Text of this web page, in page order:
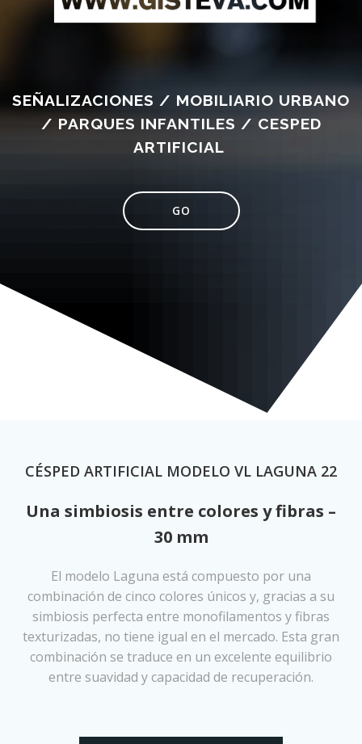
SEÑALIZACIONES / MOBILIARIO URBANO
/ PARQUES INFANTILES / CESPED
ARTIFICIAL
GO
CÉSPED ARTIFICIAL MODELO VL LAGUNA 22
Una simbiosis entre colores y fibras –
30 mm
El modelo Laguna está compuesto por una
combinación de cinco colores únicos y, gracias a su
simbiosis perfecta entre monofilamentos y fibras
texturizadas, no tiene igual en el mercado. Esta gran
combinación se traduce en un excelente equilibrio
entre suavidad y capacidad de recuperación.